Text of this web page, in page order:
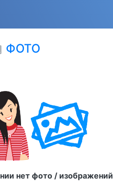
ФОТО
нет фото / изображений